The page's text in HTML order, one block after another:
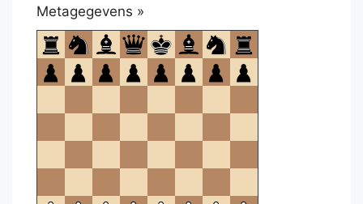
Metagegevens »
om
te
openen.